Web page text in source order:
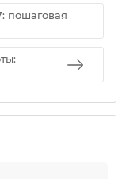
пошаговая